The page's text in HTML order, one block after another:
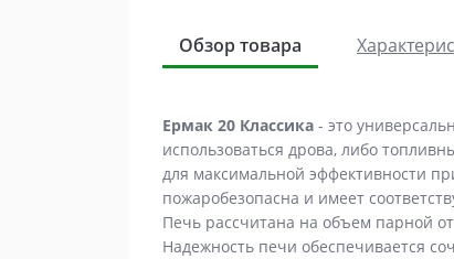
Обзор товара
Ермак 20 Классика - это
использоваться дрова, либо
для максимальной эффективности
пожаробезопасна и имеет
Печь рассчитана на объем парной
Надежность печи обеспечивается